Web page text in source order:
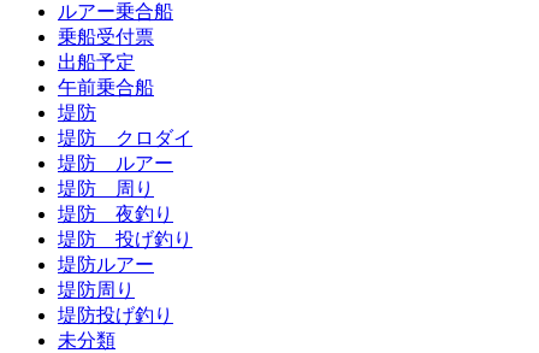
ルアー乗合船
乗船受付票
出船予定
午前乗合船
堤防
堤防 クロダイ
堤防 ルアー
堤防 周り
堤防 夜釣り
堤防 投げ釣り
堤防ルアー
堤防周り
堤防投げ釣り
未分類